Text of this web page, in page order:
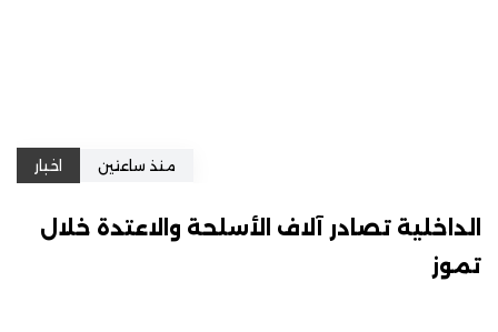
منذ ساعتين اخبار
الداخلية تصادر آلاف الأسلحة والاعتدة خلال
تموز